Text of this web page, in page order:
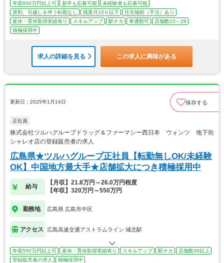
年収600万円以上可 新卒も応募可能
未経験者も応募可能
原則、引越しを伴う転勤なし
残業月10ｈ以下
住宅補助（手当）あり
産休・育休取得実績有り
スキルアップ 駅チカ 車通勤可
店舗数10～29
積極採用中
求人の詳細を見る この求人に興味がある
更新日：2025年1月14日 保存する
正社員
株式会社ツルハグループドラッグ＆ファーマシー西日本 ウォンツ 地下街
シャレオ店の登録販売者の求人
広島県★ツルハグループ正社員【転勤無しOK/未経験
OK】中国地方最大手★店舗拡大につき積極採用中
給与
【月収】21.8万円～26.0万円程度
【年収】320万円～550万円
勤務地 広島県 広島市中区
アクセス 広島高速交通アストラムライン 城北駅
年収550万円以上可 産休・育休取得実績有り スキルアップ 駅チカ
店舗数30以上
登録販売者の求人
積極採用中